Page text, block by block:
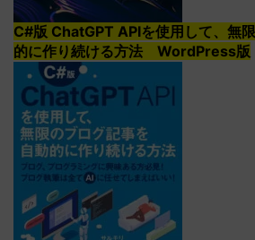
C#版 ChatGPT APIを使用して、無
的に作り続ける方法 WordPress版